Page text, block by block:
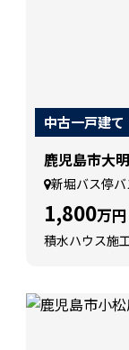
中古一戸建て
鹿児島市大
新堀バス停
1,800万円
積水ハウス施